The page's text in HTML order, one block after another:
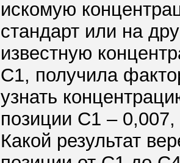
искомую
стандарт или на
известную
С1, получила
узнать
позиции С1 –
Какой результат